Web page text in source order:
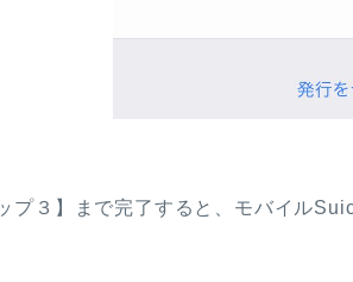
プ３】まで完了すると、モバイル